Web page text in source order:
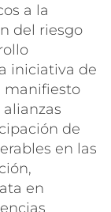
a la
del riesgo
iniciativa de
manifiesto
de
en las
en